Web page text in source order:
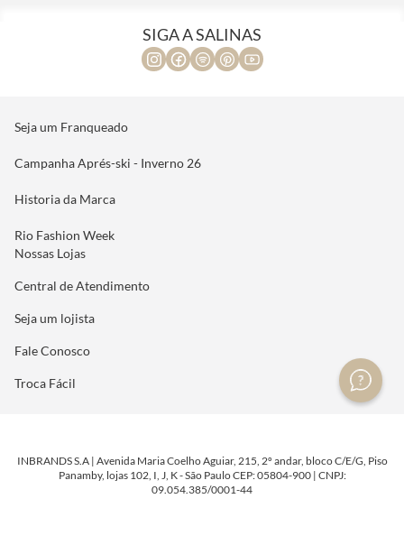
SIGA A SALINAS
Seja um Franqueado
Campanha Aprés-ski - Inverno 26
Historia da Marca
Rio Fashion Week
Nossas Lojas
Central de Atendimento
Seja um lojista
Fale Conosco
Troca Fácil
INBRANDS S.A | Avenida Maria Coelho Aguiar, 215, 2º andar, bloco C/E/G, Piso
Panamby, lojas 102, I, J, K - São Paulo CEP: 05804-900 | CNPJ:
09.054.385/0001-44